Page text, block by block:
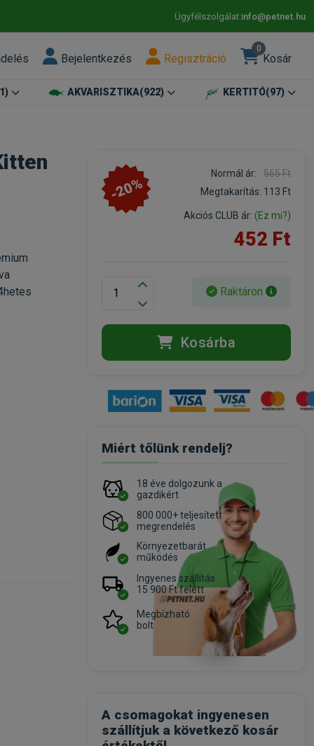
Ügyfélszolgálat:info@petnet.hu
Bejelentkezés Regisztráció
0
Kosár
AKVARISZTIKA(922) KERTITÓ(97)
-20%
Normál ár:
565 Ft
Megtakarítás: 113 Ft
Akciós CLUB ár: (Ez mi?)
452 Ft
Raktáron
Kosárba
Miért tőlünk rendelj?
18 éve dolgozunk a
gazdikért
800 000+ teljesített
megrendelés
Környezetbarát
működés
Ingyenes szállítás
15 900 Ft felett
Megbízható
bolt
A csomagokat ingyenesen
szállítjuk a következő kosár